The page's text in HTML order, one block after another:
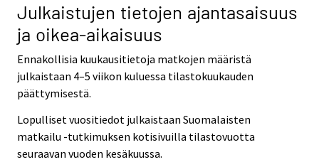
Julkaistujen tietojen ajantasaisuus
ja oikea-aikaisuus
Ennakollisia kuukausitietoja matkojen määristä
julkaistaan 4–5 viikon kuluessa tilastokuukauden
päättymisestä.
Lopulliset vuositiedot julkaistaan Suomalaisten
matkailu -tutkimuksen kotisivuilla tilastovuotta
seuraavan vuoden kesäkuussa.